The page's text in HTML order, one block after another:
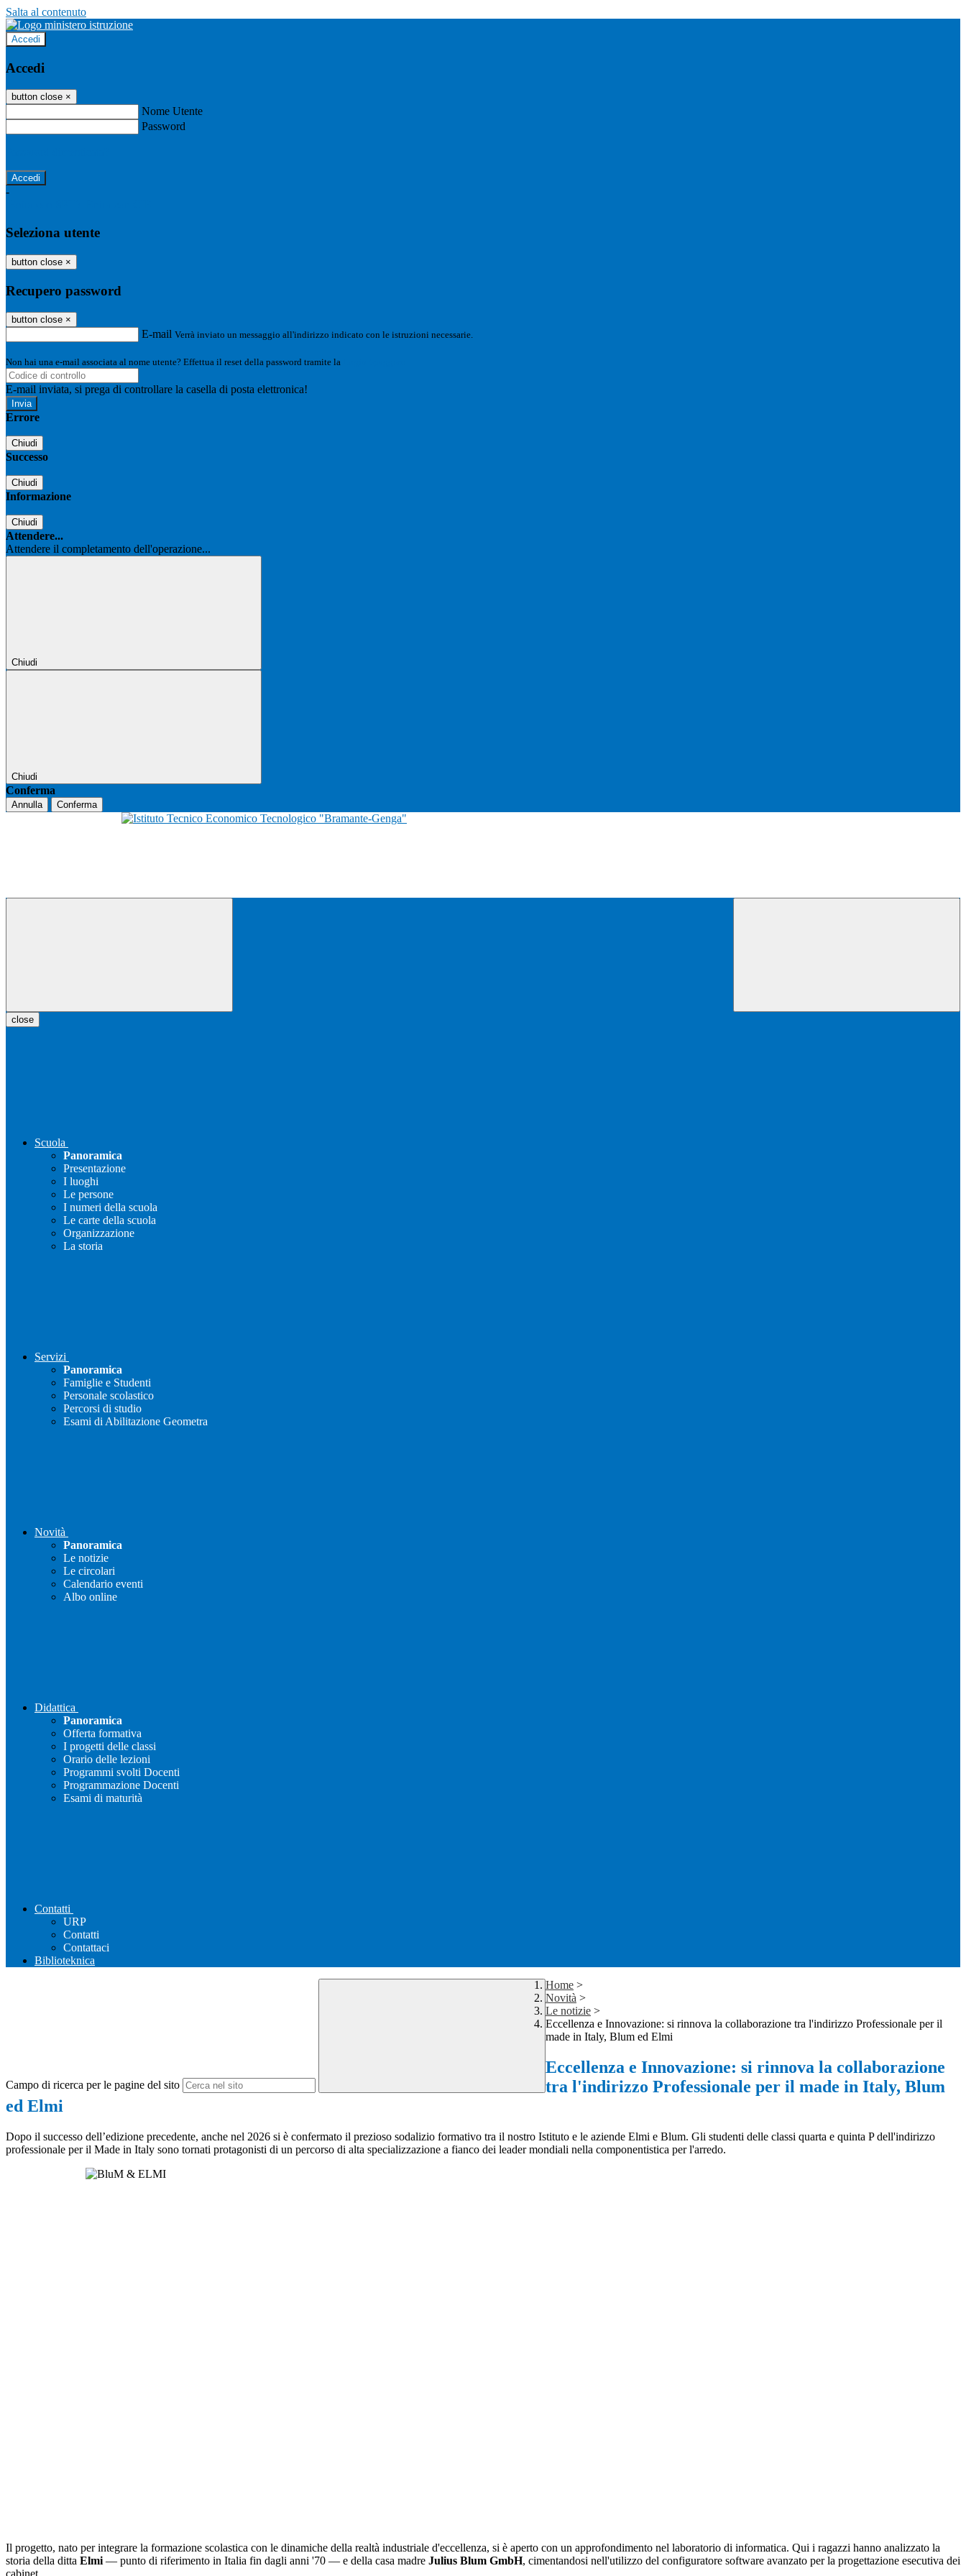
Salta al contenuto
Accedi
Accedi
button close ×
Nome Utente
Password
-
Seleziona utente
button close ×
Recupero password
button close ×
E-mail Verrà inviato un messaggio all'indirizzo indicato con le istruzioni necessarie.
Non hai una e-mail associata al nome utente? Effettua il reset della password tramite la
E-mail inviata, si prega di controllare la casella di posta elettronica!
Errore
Chiudi
Successo
Chiudi
Informazione
Chiudi
Attendere...
Attendere il completamento dell'operazione...
Chiudi
Chiudi
Conferma
Annulla Conferma
close
Scuola
Panoramica
Presentazione
I luoghi
Le persone
I numeri della scuola
Le carte della scuola
Organizzazione
La storia
Servizi
Panoramica
Famiglie e Studenti
Personale scolastico
Percorsi di studio
Esami di Abilitazione Geometra
Novità
Panoramica
Le notizie
Le circolari
Calendario eventi
Albo online
Didattica
Panoramica
Offerta formativa
I progetti delle classi
Orario delle lezioni
Programmi svolti Docenti
Programmazione Docenti
Esami di maturità
Contatti
URP
Contatti
Contattaci
Biblioteknica
Campo di ricerca per le pagine del sito
Home >
Novità >
Le notizie >
Eccellenza e Innovazione: si rinnova la collaborazione tra l'indirizzo Professionale per il
made in Italy, Blum ed Elmi
Eccellenza e Innovazione: si rinnova la collaborazione
tra l'indirizzo Professionale per il made in Italy, Blum
ed Elmi
Dopo il successo dell’edizione precedente, anche nel 2026 si è confermato il prezioso sodalizio formativo tra il nostro Istituto e le aziende Elmi e Blum. Gli studenti delle classi quarta e quinta P dell'indirizzo
professionale per il Made in Italy sono tornati protagonisti di un percorso di alta specializzazione a fianco dei leader mondiali nella componentistica per l'arredo.
Il progetto, nato per integrare la formazione scolastica con le dinamiche della realtà industriale d'eccellenza, si è aperto con un approfondimento nel laboratorio di informatica. Qui i ragazzi hanno analizzato la
storia della ditta Elmi — punto di riferimento in Italia fin dagli anni '70 — e della casa madre Julius Blum GmbH, cimentandosi nell'utilizzo del configuratore software avanzato per la progettazione esecutiva dei